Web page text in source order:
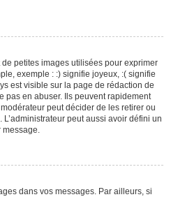
petites images utilisées pour exprimer
exemple : :) signifie joyeux, :( signifie
est visible sur la page de rédaction de
pas en abuser. Ils peuvent rapidement
peut décider de les retirer ou
peut aussi avoir défini un
message.
dans vos messages. Par ailleurs, si